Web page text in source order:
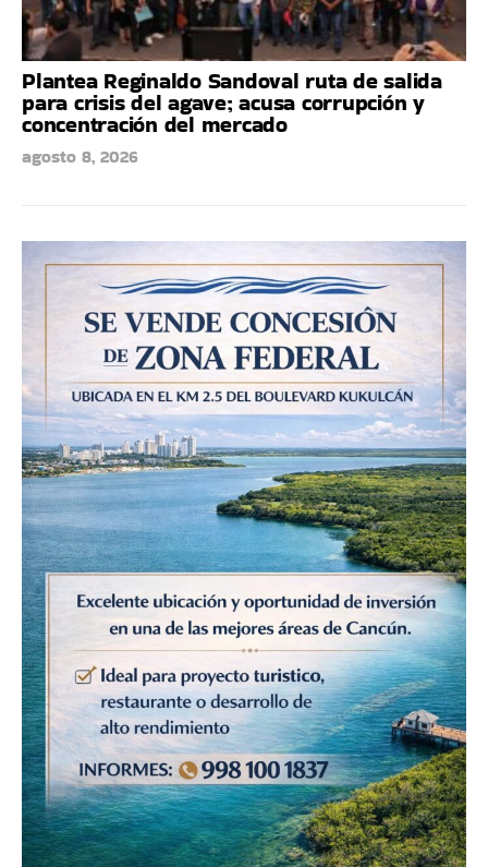
Plantea Reginaldo Sandoval ruta de salida
para crisis del agave; acusa corrupción y
concentración del mercado
agosto 8, 2026